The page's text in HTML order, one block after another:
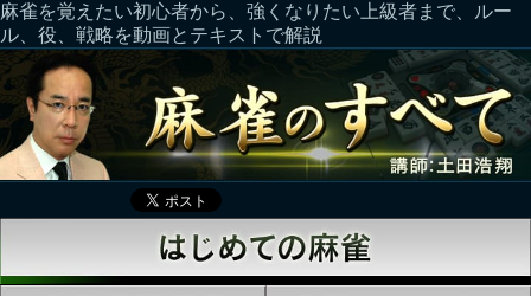
麻雀を覚えたい初心者から、強くなりたい上級者まで、ルー
ル、役、戦略を動画とテキストで解説